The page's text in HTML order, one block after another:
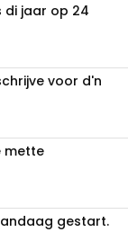
di jaar op 24
voor d'n
mette
gestart.